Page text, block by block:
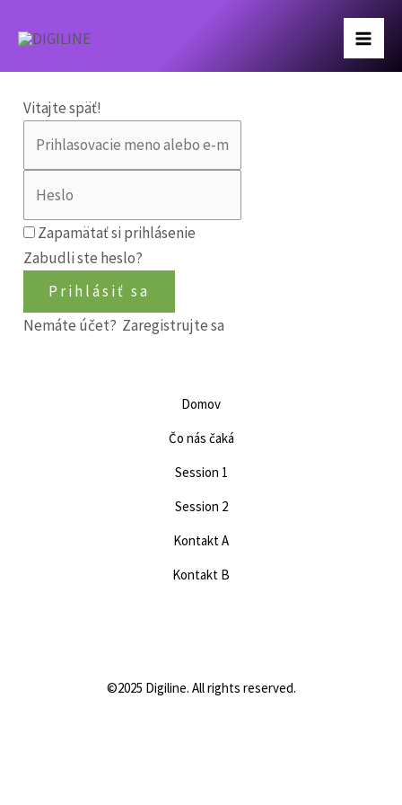
Vitajte späť!
Zapamätať si prihlásenie
Zabudli ste heslo?
Prihlásiť sa
Nemáte účet? Zaregistrujte sa
Domov
Čo nás čaká
Session 1
Session 2
Kontakt A
Kontakt B
©2025 Digiline. All rights reserved.